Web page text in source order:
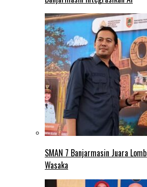
SMAN 7 Banjarmasin Juara
Wasaka